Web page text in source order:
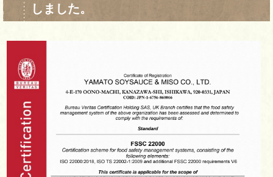
しました。